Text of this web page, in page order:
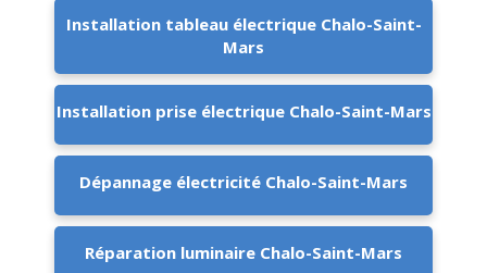
Installation tableau électrique Chalo-Saint-
Mars
Installation prise électrique Chalo-Saint-Mars
Dépannage électricité Chalo-Saint-Mars
Réparation luminaire Chalo-Saint-Mars